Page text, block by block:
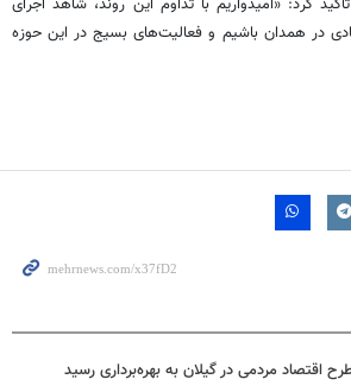
کرد: «امیدواریم با تداوم این روند، شاهد اجرای
در همدان باشیم و فعالیت‌های بسیج در این حوزه